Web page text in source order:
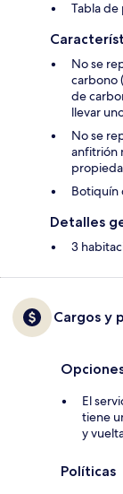
Tabla de
No se
carbono
de
llevar
No se
anfitrión
Botiquín
Detalles
3
Cargos y
El
tiene
y
Políticas